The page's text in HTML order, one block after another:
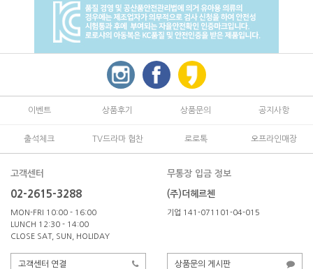
이벤트 상품후기 상품문의 공지사항
출석체크 TV드라마 협찬 로로톡 오프라인매장
고객센터
02-2615-3288
MON-FRI 10:00 - 16:00
LUNCH 12:30 - 14:00
CLOSE SAT, SUN, HOLIDAY
무통장 입금 정보
(주)더헤르첸
기업 141-071101-04-015
고객센터 연결 상품문의 게시판